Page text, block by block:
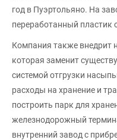
год в Пуэртольяно. На
переработанный пластик
Компания также внедрит
которая заменит
системой отгрузки
расходы на хранение и
построить парк для
железнодорожный
внутренний завод с